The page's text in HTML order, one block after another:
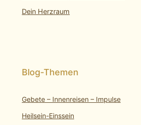
Dein Herzraum
Gebete – Innenreisen – Impulse
Heilsein-Einssein